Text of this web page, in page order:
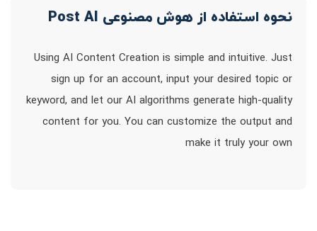
نحوه استفاده از هوش مصنوعی Post AI
Using AI Content Creation is simple and intuitive. Just
sign up for an account, input your desired topic or
keyword, and let our AI algorithms generate high-quality
content for you. You can customize the output and
make it truly your own